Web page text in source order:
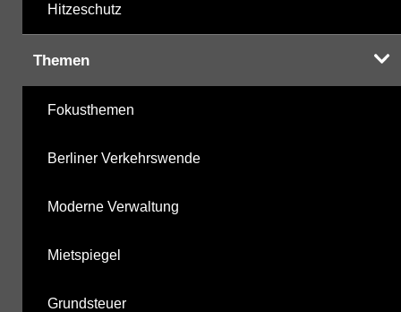
Hitzeschutz
Themen
Fokusthemen
Berliner Verkehrswende
Moderne Verwaltung
Mietspiegel
Grundsteuer